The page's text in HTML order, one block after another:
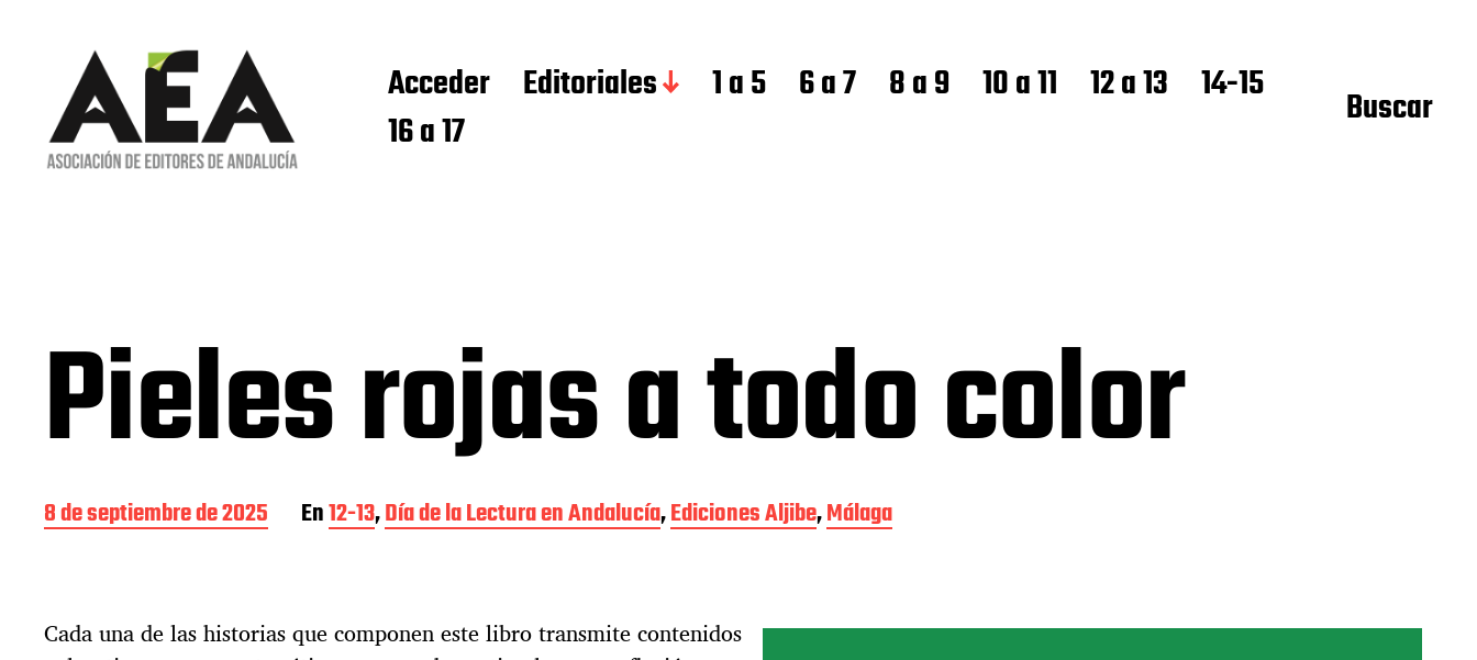
Acceder Editoriales 1 a 5 6 a 7 8 a 9 10 a 11 12 a 13
14-15
16 a 17
Buscar
Pieles rojas a todo color
F
e
d
8 de septiembre de 2025 En12-13,Día de la Lectura en Andalucía,Ediciones Aljibe,Málaga
Cada una de las historias que componen este libro transmite contenidos